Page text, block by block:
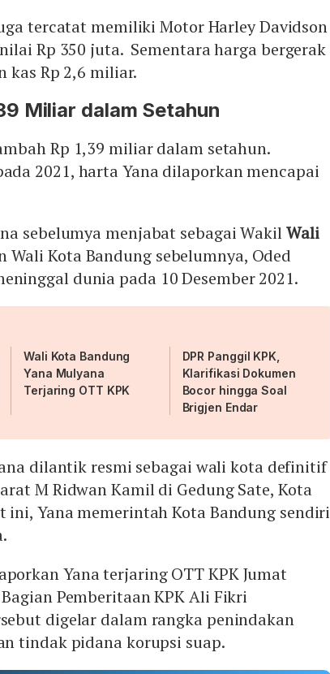
tercatat memiliki Motor Harley Davidson
Rp 350 juta. Sementara harga bergerak
kas Rp 2,6 miliar.
Miliar dalam Setahun
Rp 1,39 miliar dalam setahun.
2021, harta Yana dilaporkan mencapai
sebelumya menjabat sebagai WakilWali
Wali Kota Bandung sebelumnya, Oded
dunia pada 10 Desember 2021.
Wali Kota Bandung
Yana Mulyana
Terjaring OTT KPK
DPR Panggil KPK,
Klarifikasi Dokumen
Bocor hingga Soal
Brigjen Endar
dilantik resmi sebagai wali kota definitif
M Ridwan Kamil di Gedung Sate, Kota
ini, Yana memerintah Kota Bandung sendiri
Yana terjaring OTT KPK Jumat
Pemberitaan KPK Ali Fikri
digelar dalam rangka penindakan
tindak pidana korupsi suap.